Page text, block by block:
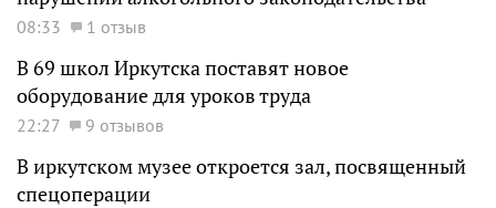
08:33 1 отзыв
В 69 школ Иркутска поставят новое
оборудование для уроков труда
22:27 9 отзывов
В иркутском музее откроется зал, посвященный
спецоперации